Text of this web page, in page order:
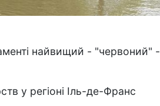
найвищий - "червоний" -
у регіоні Іль-де-Франс